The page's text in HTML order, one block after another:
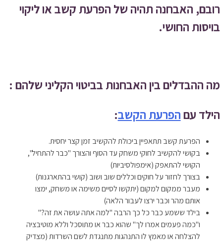
רובם, האבחנה תהיה של הפרעת קשב או ליקוי
בויסות החושי.
מה ההבדלים בין האבחנות בביטוי הקליני שלהם :
הילד עםהפרעת הקשב:
הפרעת קשב תתאפיין ביכולת להקשיב זמן קצר יחסית.
בקושי להקשיב לחוקי משחק עד הסוף והצורך "כבר להתחיל",
הקושי להתאפק (אימפולסיביות)
בצורך לחזור על חוקים וכללים שוב ושוב (קושי בהתארגנות)
מעבר ממקום למקום (יתקשו לסיים משימה או משחק, ימצו
אותם מהר וכבר ירצו לעבור הלאה)
בילד ששמע כבר כל כך הרבה "למה אתה עושה את זה?"
ו"כמה פעמים אמרו לך" שהוא כבר או מתוסכל וללא מוטיבציה
להצלחה או מאמץ לו התנהגות מתנגדת לשם השרדות (מצדיק